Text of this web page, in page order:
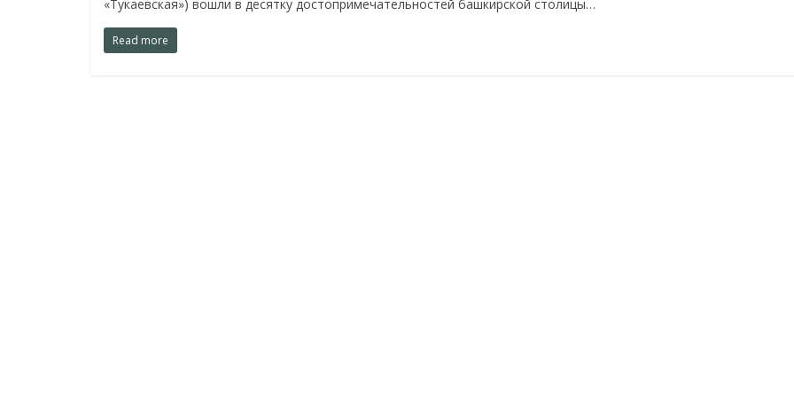
«Тукаевская») вошли в десятку достопримечательностей башкирской столицы…
Read more